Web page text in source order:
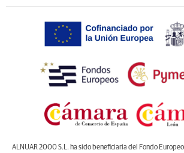
ALNUAR 2000 S.L. ha sido beneficiaria del Fondo